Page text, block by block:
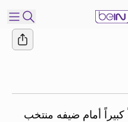
أمام ضيفه منتخب